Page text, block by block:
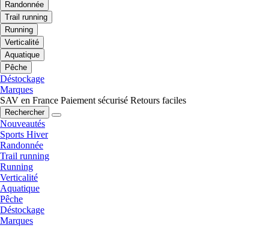
Randonnée
Trail running
Running
Verticalité
Aquatique
Pêche
Déstockage
Marques
SAV en France Paiement sécurisé Retours faciles
Rechercher
Nouveautés
Sports Hiver
Randonnée
Trail running
Running
Verticalité
Aquatique
Pêche
Déstockage
Marques